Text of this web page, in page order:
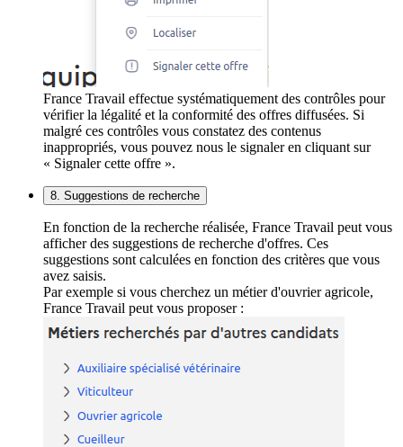
France Travail effectue systématiquement des contrôles pour
vérifier la légalité et la conformité des offres diffusées. Si
malgré ces contrôles vous constatez des contenus
inappropriés, vous pouvez nous le signaler en cliquant sur
« Signaler cette offre ».
8. Suggestions de recherche
En fonction de la recherche réalisée, France Travail peut vous
afficher des suggestions de recherche d'offres. Ces
suggestions sont calculées en fonction des critères que vous
avez saisis.
Par exemple si vous cherchez un métier d'ouvrier agricole,
France Travail peut vous proposer :